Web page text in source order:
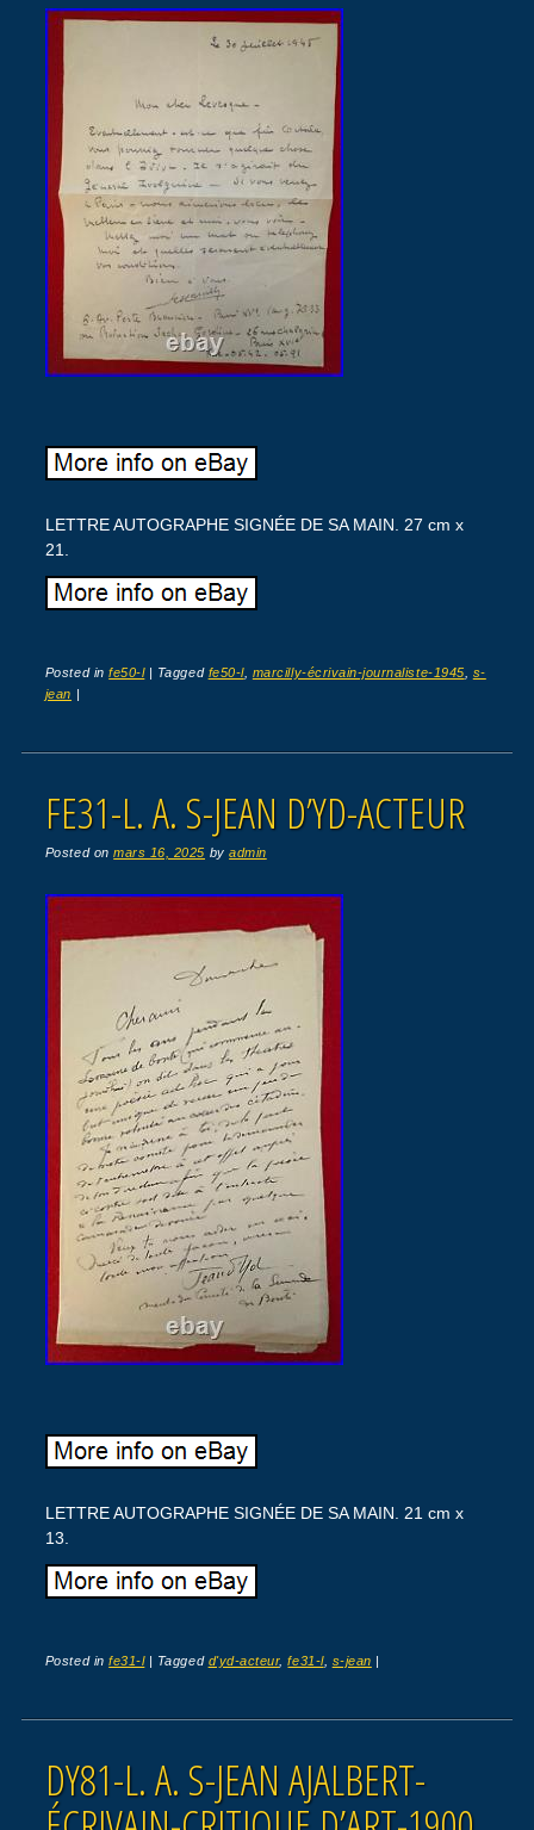
LETTRE AUTOGRAPHE SIGNÉE DE SA MAIN. 27 cm x
21.
Posted infe50-l | Tagged fe50-l, marcilly-écrivain-journaliste-1945
s-
jean |
FE31-L. A. S-JEAN D’YD-ACTEUR
Posted onmars 16, 2025 byadmin
LETTRE AUTOGRAPHE SIGNÉE DE SA MAIN. 21 cm x
13.
Posted infe31-l | Tagged d'yd-acteur,fe31-l, s-jean |
DY81-L. A. S-JEAN AJALBERT-